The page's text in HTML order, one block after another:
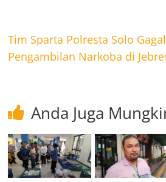
Tim Sparta Polresta Solo
Pengambilan Narkoba di
Anda Juga